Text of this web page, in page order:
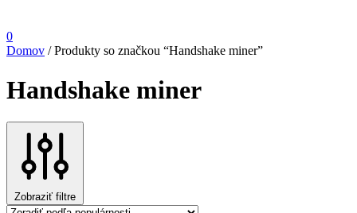
0
Domov /Produkty so značkou “Handshake miner”
Handshake miner
Zobraziť filtre